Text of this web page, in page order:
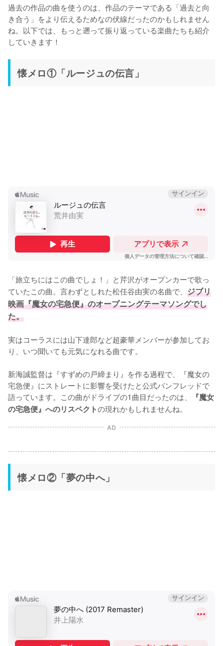
過去の作品の曲を使うのは、作品のテーマである「過去と向
き合う」をより伝えるためなの伏線だったのかもしれません
ね。以下では、もっと遡って振り返っている楽曲たちも紹介
していきます！
懐メロ①「ルージュの伝言」
「旅立ちにはこの曲でしょ！」と芹沢がオープンカーで歌っ
ていたこの曲。言わずとしれた松任谷由実の名曲で、 ジブリ
映画『魔女の宅急便』のオープニングテーマソングでし
た。
実はコーラスには山下達郎など超豪華メンバーが参加してお
り、いつ聞いても元気になれる曲です。
新海誠監督は『すずめの戸締まり』を作る過程で、『魔女の
宅急便』にストレートに影響を受けたと公式パンフレッドで
語っています。この曲がドライブの1曲目だったのは、
『魔女
の宅急便』へのリスペクトの現れかもしれませんね。
AD
懐メロ②「夢の中へ」